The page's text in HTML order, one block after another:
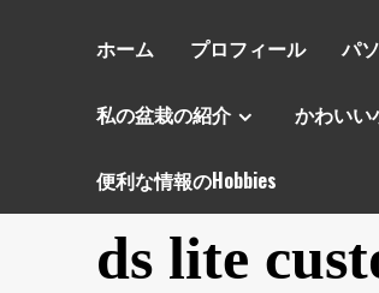
ホーム プロフィール パ
私の盆栽の紹介 かわいい
便利な情報のHobbies
ds lite